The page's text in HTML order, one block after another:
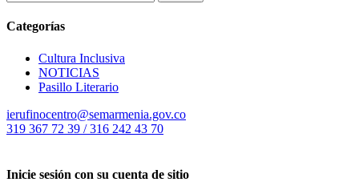
Categorías
Cultura Inclusiva
NOTICIAS
Pasillo Literario
ierufinocentro@semarmenia.gov.co
319 367 72 39 / 316 242 43 70
Inicie sesión con su cuenta de sitio